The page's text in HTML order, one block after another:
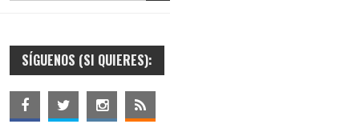
SÍGUENOS (SI QUIERES):